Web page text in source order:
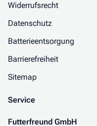
Widerrufsrecht
Datenschutz
Batterieentsorgung
Barrierefreiheit
Sitemap
Service
Futterfreund GmbH